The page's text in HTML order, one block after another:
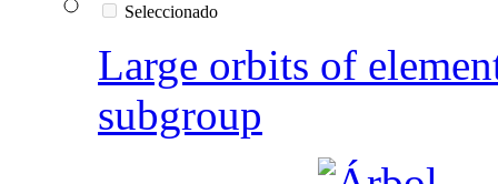
Seleccionado
Large orbits of
subgroup